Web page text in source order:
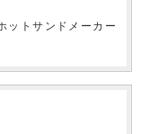
ットサンドメーカー